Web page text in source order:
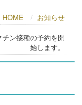
HOME お知らせ
ン接種の予約を開
始します。